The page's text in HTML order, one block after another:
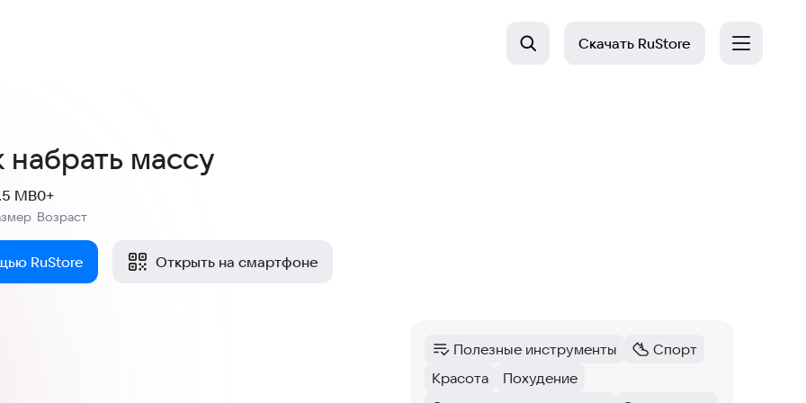
Скачать RuStore
набрать массу
MB
Возраст
0+
RuStore Открыть на смартфоне
Категория:
Полезные инструменты
Категория
Спорт
Тег:
Красота
Тег:
Похудение